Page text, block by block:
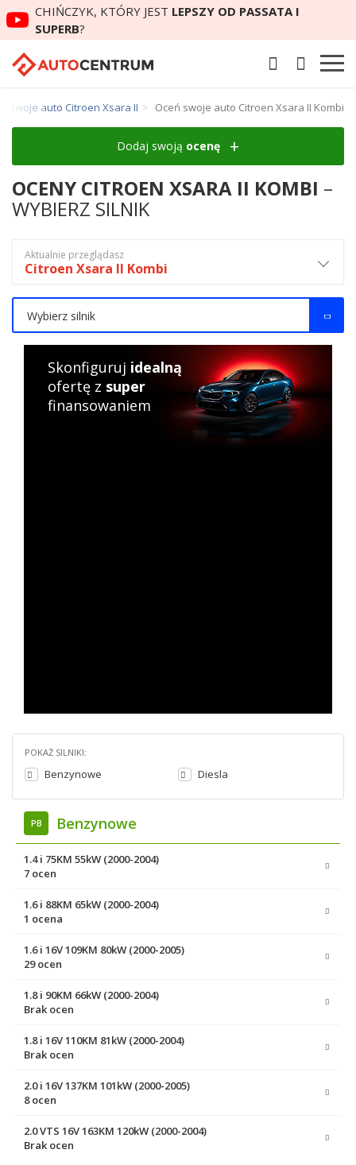
CHIŃCZYK, KTÓRY JEST LEPSZY OD PASSATA I
SUPERB?
swoje auto Citroen Xsara II Oceń swoje auto Citroen Xsara II Kombi
POKAŻ SILNIKI:
Benzynowe Diesla
PB Benzynowe
1.4 i 75KM 55kW (2000-2004)
7 ocen
1.6 i 88KM 65kW (2000-2004)
1 ocena
1.6 i 16V 109KM 80kW (2000-2005)
29 ocen
1.8 i 90KM 66kW (2000-2004)
Brak ocen
1.8 i 16V 110KM 81kW (2000-2004)
Brak ocen
2.0 i 16V 137KM 101kW (2000-2005)
8 ocen
2.0 VTS 16V 163KM 120kW (2000-2004)
Brak ocen
Dodaj swoją ocenę
OCENY CITROEN XSARA II KOMBI –
WYBIERZ SILNIK
Aktualnie przeglądasz
Citroen Xsara II Kombi
Wybierz silnik
Skonfiguruj idealną
ofertę z super
finansowaniem